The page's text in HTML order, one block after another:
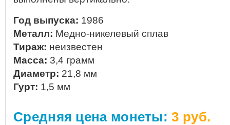
Год выпуска: 1986
Металл: Медно-никелевый сплав
Тираж: неизвестен
Масса: 3,4 грамм
Диаметр: 21,8 мм
Гурт: 1,5 мм
Средняя цена монеты:3 руб.